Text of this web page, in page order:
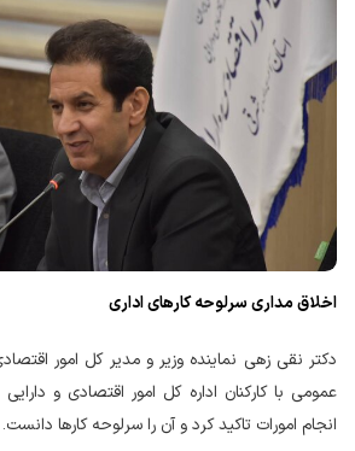
اخلاق مداری سرلوحه کارهای اداری
دکتر نقی زهی نماینده وزیر و مدیر کل امور
عمومی با کارکنان اداره کل امور اقتصادی و
انجام امورات تاکید کرد و آن را سرلوحه کارها دانست.